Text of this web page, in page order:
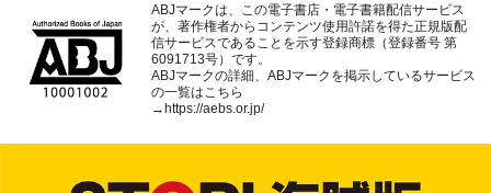
ABJマークは、この電子書店・電子書籍配信サービス
が、著作権者からコンテンツ使用許諾を得た正規版配
信サービスであることを示す登録商標（登録番号 第
6091713号）です。
ABJマークの詳細、ABJマークを掲示しているサービス
の一覧はこちら
→https://aebs.or.jp/